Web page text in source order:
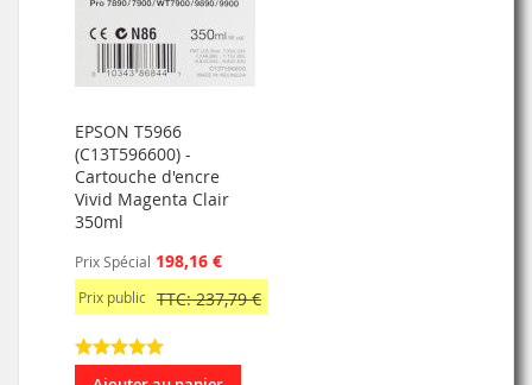
EPSON T5966
(C13T596600) -
Cartouche d'encre
Vivid Magenta Clair
350ml
Prix Spécial 198,16 €
Prix public TTC: 237,79 €